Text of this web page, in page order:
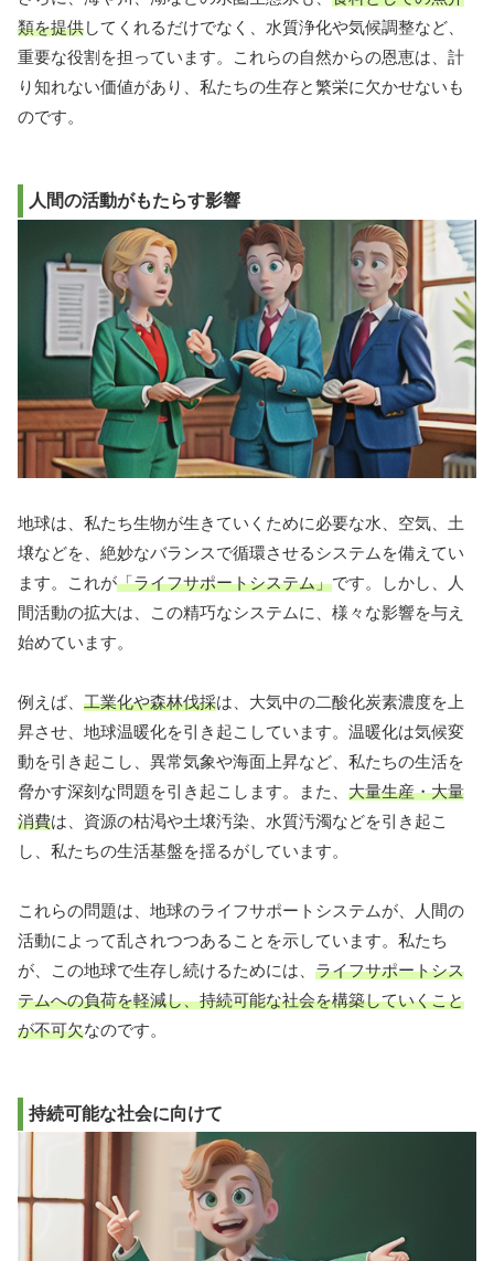
類を提供してくれるだけでなく、水質浄化や気候調整など、
重要な役割を担っています。これらの自然からの恩恵は、計
り知れない価値があり、私たちの生存と繁栄に欠かせないも
のです。
人間の活動がもたらす影響
地球は、私たち生物が生きていくために必要な水、空気、土
壌などを、絶妙なバランスで循環させるシステムを備えてい
ます。これが「ライフサポートシステム」です。しかし、人
間活動の拡大は、この精巧なシステムに、様々な影響を与え
始めています。
例えば、 工業化や森林伐採は、大気中の二酸化炭素濃度を上
昇させ、地球温暖化を引き起こしています。温暖化は気候変
動を引き起こし、異常気象や海面上昇など、私たちの生活を
脅かす深刻な問題を引き起こします。また、 大量生産・大量
消費は、資源の枯渇や土壌汚染、水質汚濁などを引き起こ
し、私たちの生活基盤を揺るがしています。
これらの問題は、地球のライフサポートシステムが、人間の
活動によって乱されつつあることを示しています。私たち
が、この地球で生存し続けるためには、 ライフサポートシス
テムへの負荷を軽減し、持続可能な社会を構築していくこと
が不可欠なのです。
持続可能な社会に向けて